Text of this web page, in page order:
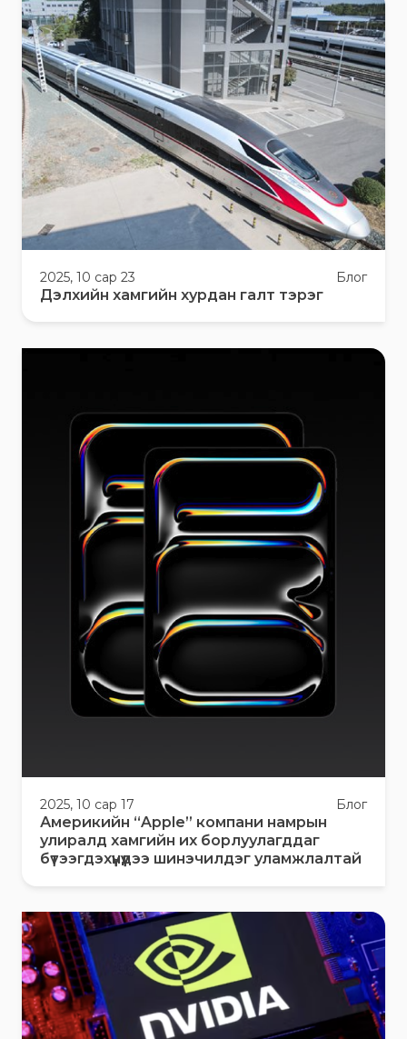
2025, 10 сар 23 Блог
Дэлхийн хамгийн хурдан галт тэрэг
2025, 10 сар 17 Блог
Америкийн “Apple” компани намрын
улиралд хамгийн их борлуулагддаг
бүтээгдэхүүнүүдээ шинэчилдэг уламжлалтай